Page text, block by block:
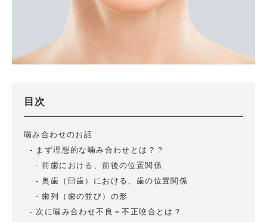
目次
噛み合わせのお話
まず理想的な噛み合わせとは？？
前歯における、前後の位置関係
奥歯（臼歯）における、歯の位置関係
歯列（歯の並び）の形
次に噛み合わせ不良＝不正咬合とは？